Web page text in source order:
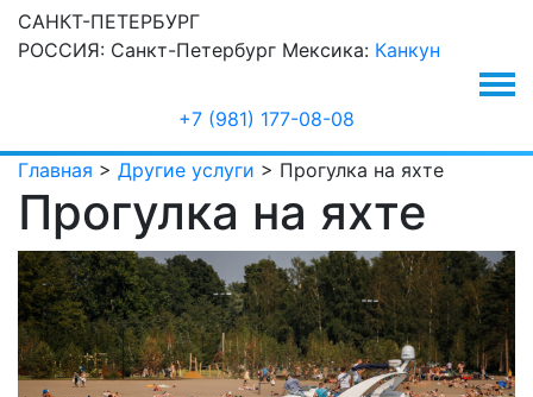
САНКТ-ПЕТЕРБУРГ
РОССИЯ: Санкт-Петербург Мексика: Канкун
+7 (981) 177-08-08
Главная > Другие услуги > Прогулка на яхте
Прогулка на яхте